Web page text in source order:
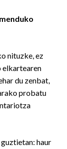
nituzke, ez
elkartearen
du zenbat,
probatu
haur